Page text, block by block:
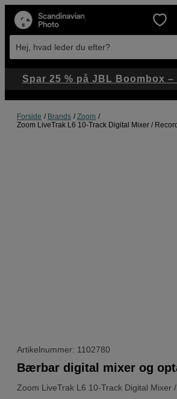
Hej, hvad leder du efter?
Forside Brands
Zoom
Zoom LiveTrak L6 10-Track Digital Mixer /
Artikelnummer: 1102780
Zoom LiveTrak L6 10-Track Digital Mixer
Bærbar digital mixer og
Spar 25 % på JBL Boombox